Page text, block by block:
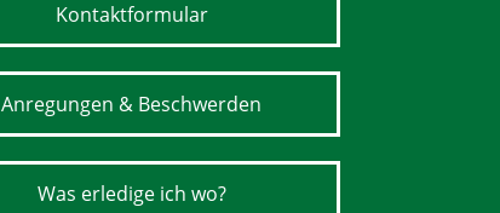
Kontaktformular
Anregungen & Beschwerden
Was erledige ich wo?